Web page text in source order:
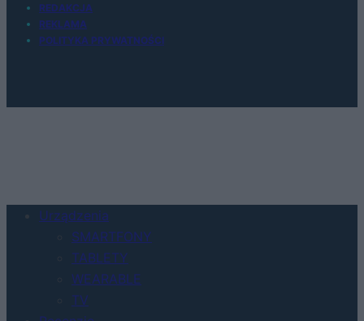
REDAKCJA
REKLAMA
POLITYKA PRYWATNOŚCI
Urządzenia
SMARTFONY
TABLETY
WEARABLE
TV